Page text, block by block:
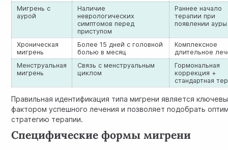
Мигрень с
аурой
Наличие
неврологических
симптомов перед
приступом
Раннее начало
терапии при
появлении ауры
Хроническая
мигрень
Более 15 дней с головной
болью в месяц
Комплексное
длительное
Менструальная
мигрень
Связь с менструальным
циклом
Гормональная
коррекция +
стандартная
Правильная идентификация типа мигрени является
фактором успешного лечения и позволяет подобрать
стратегию терапии.
Специфические формы мигрени